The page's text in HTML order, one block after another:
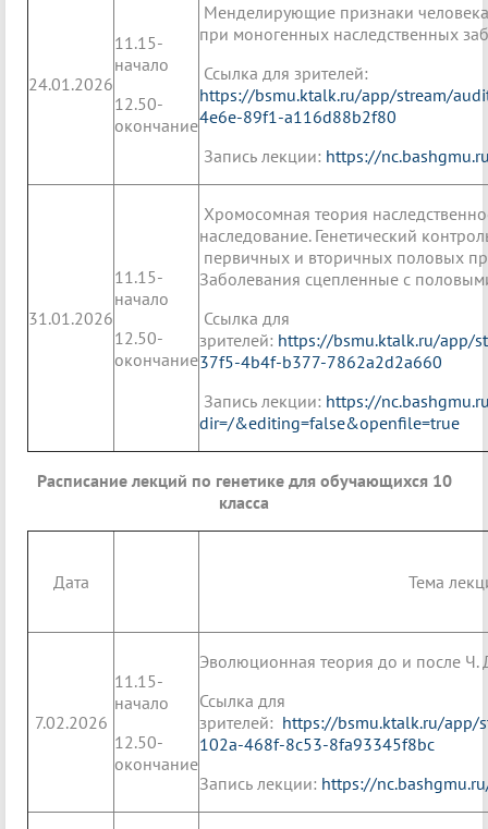
24.01.2026
11.15-
начало
12.50-
окончание
Менделирующие признаки
при моногенных наследственных
Ссылка для зрителей:
https://bsmu.ktalk.ru/app/stream/
4e6e-89f1-a116d88b2f80
Запись лекции: https://
31.01.2026
11.15-
начало
12.50-
окончание
Хромосомная теория
наследование. Генетический
первичных и вторичных половых
Заболевания сцепленные с
Ссылка для
зрителей: https://bsmu.ktalk.ru/app/
37f5-4b4f-b377-7862a2d2a660
Запись лекции: https://
dir=/&editing=false&openfile=true
Расписание лекций по генетике для обучающихся 10
класса
Дата Тема
7.02.2026
11.15-
начало
12.50-
окончание
Эволюционная теория до и после Ч.
Ссылка для
зрителей: https://bsmu.ktalk.ru/app/
102a-468f-8c53-8fa93345f8bc
Запись лекции: https://